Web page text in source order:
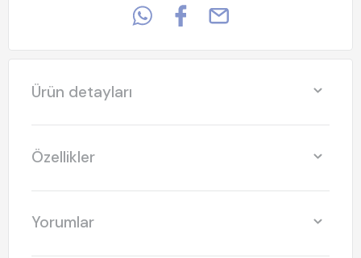
Ürün detayları
Özellikler
Yorumlar